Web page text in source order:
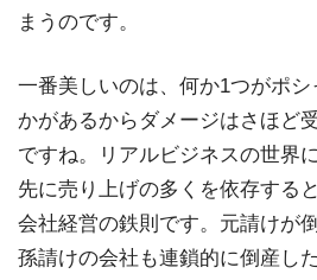
まうのです。
一番美しいのは、何か1つがポ
かがあるからダメージはさほど
ですね。リアルビジネスの世界
先に売り上げの多くを依存する
会社経営の鉄則です。元請けが
孫請けの会社も連鎖的に倒産し